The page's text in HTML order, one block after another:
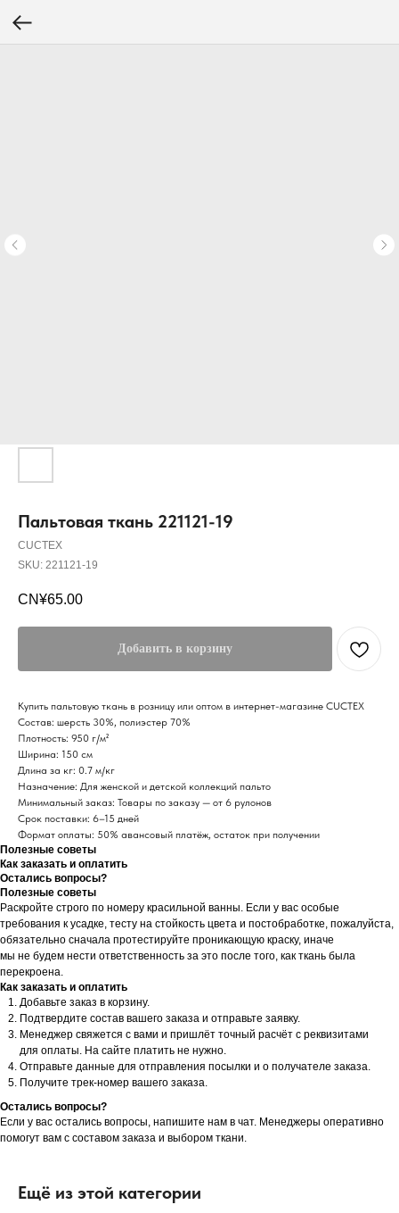
Пальтовая ткань 221121-19
CUCTEX
SKU: 221121-19
CN¥65.00
Добавить в корзину
Купить пальтовую ткань в розницу или оптом в интернет-магазине CUCTEX
Состав: шерсть 30%, полиэстер 70%
Плотность: 950 г/м²
Ширина: 150 см
Длина за кг: 0.7 м/кг
Назначение: Для женской и детской коллекций пальто
Минимальный заказ: Товары по заказу — от 6 рулонов
Срок поставки: 6–15 дней
Формат оплаты: 50% авансовый платёж, остаток при получении
Полезные советы
Как заказать и оплатить
Остались вопросы?
Полезные советы
Раскройте строго по номеру красильной ванны. Если у вас особые
требования к усадке, тесту на стойкость цвета и постобработке, пожалуйста,
обязательно сначала протестируйте проникающую краску, иначе
мы не будем нести ответственность за это после того, как ткань была
перекроена.
Как заказать и оплатить
Добавьте заказ в корзину.
Подтвердите состав вашего заказа и отправьте заявку.
Менеджер свяжется с вами и пришлёт точный расчёт с реквизитами
для оплаты. На сайте платить не нужно.
Отправьте данные для отправления посылки и о получателе заказа.
Получите трек-номер вашего заказа.
Остались вопросы?
Если у вас остались вопросы, напишите нам в чат. Менеджеры оперативно
помогут вам с составом заказа и выбором ткани.
Ещё из этой категории